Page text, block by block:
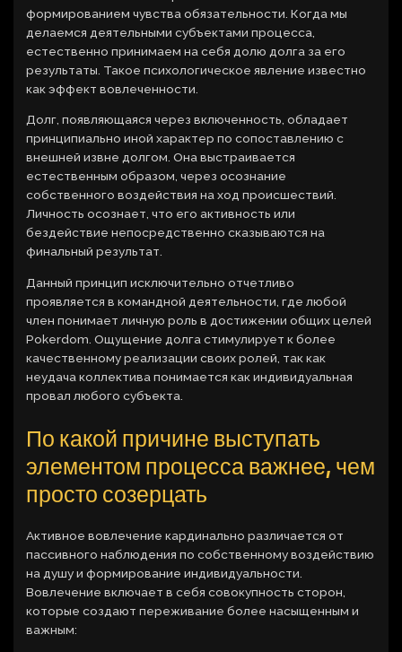
формированием чувства обязательности. Когда мы
делаемся деятельными субъектами процесса,
естественно принимаем на себя долю долга за его
результаты. Такое психологическое явление известно
как эффект вовлеченности.
Долг, появляющаяся через включенность, обладает
принципиально иной характер по сопоставлению с
внешней извне долгом. Она выстраивается
естественным образом, через осознание
собственного воздействия на ход происшествий.
Личность осознает, что его активность или
бездействие непосредственно сказываются на
финальный результат.
Данный принцип исключительно отчетливо
проявляется в командной деятельности, где любой
член понимает личную роль в достижении общих целей
Pokerdom. Ощущение долга стимулирует к более
качественному реализации своих ролей, так как
неудача коллектива понимается как индивидуальная
провал любого субъекта.
По какой причине выступать
элементом процесса важнее, чем
просто созерцать
Активное вовлечение кардинально различается от
пассивного наблюдения по собственному воздействию
на душу и формирование индивидуальности.
Вовлечение включает в себя совокупность сторон,
которые создают переживание более насыщенным и
важным: